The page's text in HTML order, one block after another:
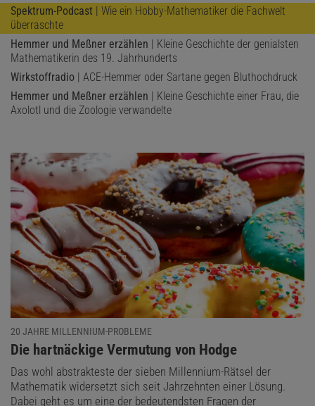
Spektrum-Podcast | Wie ein Hobby-Mathematiker die Fachwelt
überraschte
Hemmer und Meßner erzählen | Kleine Geschichte der genialsten
Mathematikerin des 19. Jahrhunderts
Wirkstoffradio | ACE-Hemmer oder Sartane gegen Bluthochdruck
Hemmer und Meßner erzählen | Kleine Geschichte einer Frau, die
Axolotl und die Zoologie verwandelte
20 JAHRE MILLENNIUM-PROBLEME
:
Die hartnäckige Vermutung von Hodge
Das wohl abstrakteste der sieben Millennium-Rätsel der
Mathematik widersetzt sich seit Jahrzehnten einer Lösung.
Dabei geht es um eine der bedeutendsten Fragen der